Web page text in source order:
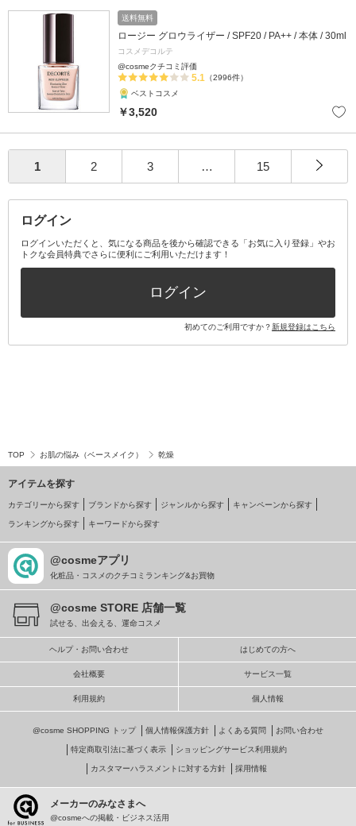
送料無料
ロージー グロウライザー / SPF20 / PA++ / 本体 / 30ml
コスメデコルテ
@cosmeクチコミ評価
5.1 （2996件）
ベストコスメ
￥3,520
1 2 3 … 15
ログイン
ログインいただくと、気になる商品を後から確認できる「お気に入り登録」やお
トクな会員特典でさらに便利にご利用いただけます！
ログイン
初めてのご利用ですか？新規登録はこちら
TOP お肌の悩み（ベースメイク） 乾燥
アイテムを探す
カテゴリーから探す ブランドから探す ジャンルから探す キャンペーンから探す
ランキングから探す キーワードから探す
@cosmeアプリ
化粧品・コスメのクチコミランキング&お買物
@cosme STORE 店舗一覧
試せる、出会える、運命コスメ
ヘルプ・お問い合わせ はじめての方へ
会社概要 サービス一覧
利用規約 個人情報
@cosme SHOPPING トップ 個人情報保護方針 よくある質問 お問い合わせ
特定商取引法に基づく表示 ショッピングサービス利用規約
カスタマーハラスメントに対する方針 採用情報
メーカーのみなさまへ
@cosmeへの掲載・ビジネス活用